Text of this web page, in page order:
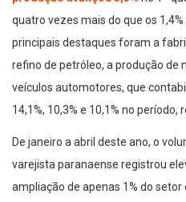
quatro vezes mais do que os
principais destaques foram a
refino de petróleo, a produção de
veículos automotores, que
14,1%, 10,3% e 10,1% no
De janeiro a abril deste ano, o
varejista paranaense registrou
ampliação de apenas 1% do setor